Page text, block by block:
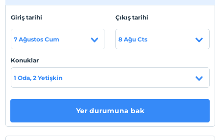
Sarayı'na 2,2 km ve Almatı Merkez Stadyumu'na 1,9 km
Haritada Göster
Check/in
Giriş tarihi
7 Ağustos Cum
Çıkış tarihi
8 Ağu Cts
Konuklar
1 Oda, 2 Yetişkin
Yer durumuna bak